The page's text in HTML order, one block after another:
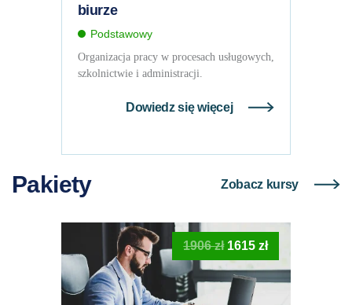
biurze
Podstawowy
Organizacja pracy w procesach usługowych,
szkolnictwie i administracji.
Dowiedz się więcej
Pakiety Zobacz kursy
1906zł Pierwotna
cena
wynosiła:
1906 zł.
1615złAktualna
cena
wynosi:
1615 zł.